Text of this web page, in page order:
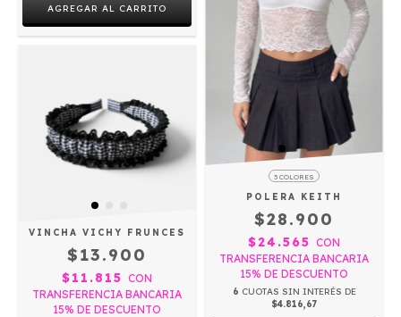
AGREGAR AL CARRITO
VINCHA VICHY FRUNCES
$13.900
$11.815 CON
TRANSFERENCIA BANCARIA
15% DE DESCUENTO
3 COLORES
POLERA KEITH
$28.900
$24.565 CON
TRANSFERENCIA BANCARIA
15% DE DESCUENTO
6 CUOTAS SIN INTERÉS DE
$4.816,67